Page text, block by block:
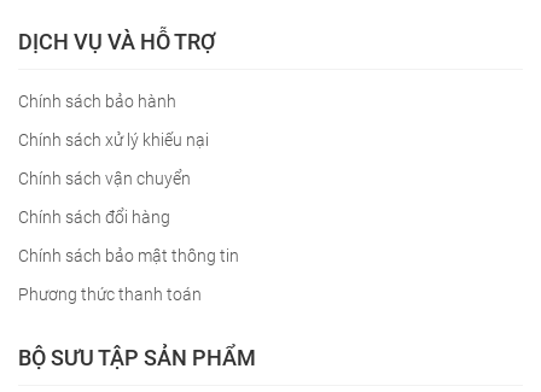
DỊCH VỤ VÀ HỖ TRỢ
Chính sách bảo hành
Chính sách xử lý khiếu nại
Chính sách vận chuyển
Chính sách đổi hàng
Chính sách bảo mật thông tin
Phương thức thanh toán
BỘ SƯU TẬP SẢN PHẨM